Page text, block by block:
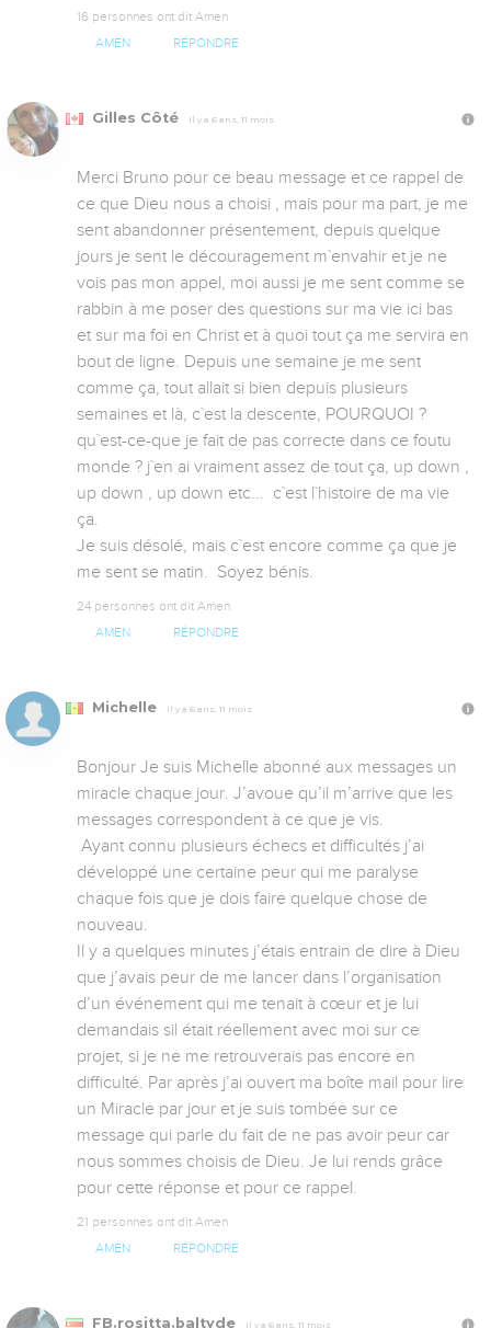
16 personnes ont dit Amen
AMEN RÉPONDRE
Gilles Côté Il y a 6 ans, 11 mois
Merci Bruno pour ce beau message et ce rappel de
ce que Dieu nous a choisi , mais pour ma part, je me
sent abandonner présentement, depuis quelque
jours je sent le découragement m`envahir et je ne
vois pas mon appel, moi aussi je me sent comme se
rabbin à me poser des questions sur ma vie ici bas
et sur ma foi en Christ et à quoi tout ça me servira en
bout de ligne. Depuis une semaine je me sent
comme ça, tout allait si bien depuis plusieurs
semaines et là, c`est la descente, POURQUOI ?
qu`est-ce-que je fait de pas correcte dans ce foutu
monde ? j`en ai vraiment assez de tout ça, up down ,
up down , up down etc...  c`est l`histoire de ma vie
ça.
Je suis désolé, mais c`est encore comme ça que je
me sent se matin.  Soyez bénis.
24 personnes ont dit Amen
AMEN RÉPONDRE
Michelle Il y a 6 ans, 11 mois
Bonjour Je suis Michelle abonné aux messages un
miracle chaque jour. J’avoue qu’il m’arrive que les
messages correspondent à ce que je vis.
développé une certaine peur qui me paralyse
chaque fois que je dois faire quelque chose de
nouveau.
Il y a quelques minutes j’étais entrain de dire à Dieu
que j’avais peur de me lancer dans l’organisation
d’un événement qui me tenait à cœur et je lui
demandais sil était réellement avec moi sur ce
projet, si je ne me retrouverais pas encore en
difficulté. Par après j’ai ouvert ma boîte mail pour lire
un Miracle par jour et je suis tombée sur ce
message qui parle du fait de ne pas avoir peur car
nous sommes choisis de Dieu. Je lui rends grâce
pour cette réponse et pour ce rappel.
21 personnes ont dit Amen
AMEN RÉPONDRE
FB.rositta.baltyde Il y a 6 ans, 11 mois